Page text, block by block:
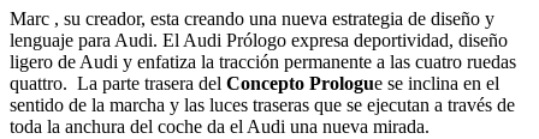
Marc , su creador, esta creando una nueva estrategia de diseño y
lenguaje para Audi. El Audi Prólogo expresa deportividad, diseño
ligero de Audi y enfatiza la tracción permanente a las cuatro ruedas
quattro. La parte trasera del Concepto Prologue se inclina en el
sentido de la marcha y las luces traseras que se ejecutan a través de
toda la anchura del coche da el Audi una nueva mirada.